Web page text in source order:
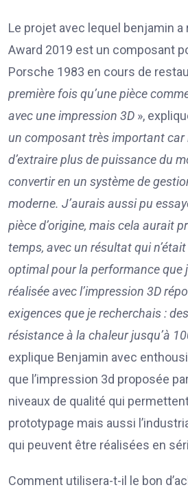
Le projet avec lequel benjamin a
Award 2019 est un composant
Porsche 1983 en cours de
première fois qu’une pièce
avec une impression 3D »,
un composant très important car
d’extraire plus de puissance du
convertir en un système de
moderne. J’aurais aussi pu
pièce d’origine, mais cela aurait
temps, avec un résultat qui
optimal pour la performance que
réalisée avec l’impression 3D
exigences que je recherchais :
résistance à la chaleur jusqu’à
explique Benjamin avec
que l’impression 3d proposée
niveaux de qualité qui
prototypage mais aussi
qui peuvent être réalisées en
Comment utilisera-t-il le bon